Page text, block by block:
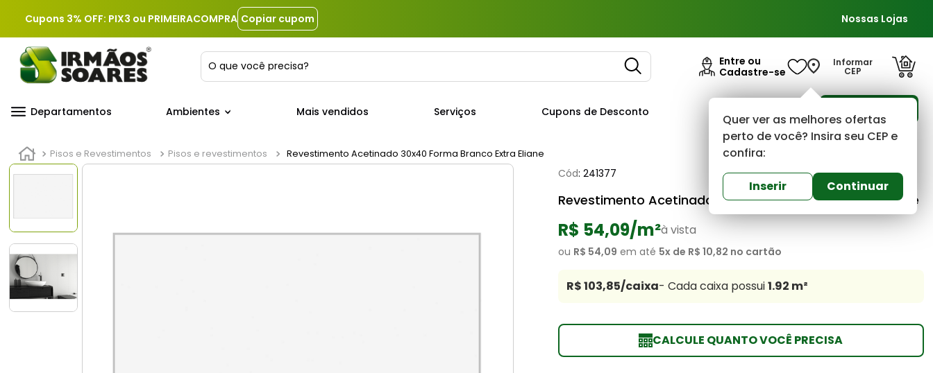
Cupons 3% OFF: PIX3 ou PRIMEIRACOMPRA Copiar cupom Nossas Lojas
O que você precisa?
Entre ou
Cadastre-se
Informar
CEP
Quer ver as melhores ofertas
perto de você? Insira seu CEP e
confira:
Inserir Continuar
Departamentos Ambientes Mais vendidos Serviços Cupons de Desconto
Pisos e Revestimentos Pisos e revestimentos Revestimento Acetinado 30x40 Forma Branco Extra Eliane
Cód: 241377 Eliane 0 (0)
Revestimento Acetinado 30x40 Forma Branco Extra Eliane
R$ 54,09/m²à vista
ou R$ 54,09 em até 5x de R$ 10,82 no cartão
R$ 103,85/caixa- Cada caixa possui1.92 m²
CALCULE QUANTO VOCÊ PRECISA
2º
porcelanato